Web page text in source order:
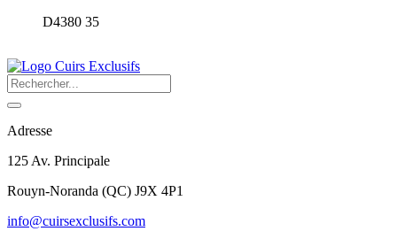
D4380 35
Adresse
125 Av. Principale
Rouyn-Noranda (QC) J9X 4P1
info@cuirsexclusifs.com